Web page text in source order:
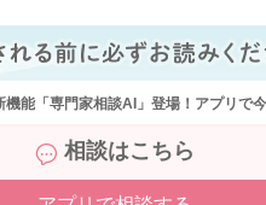
機能「専門家相談AI」登場！アプリで
相談はこちら